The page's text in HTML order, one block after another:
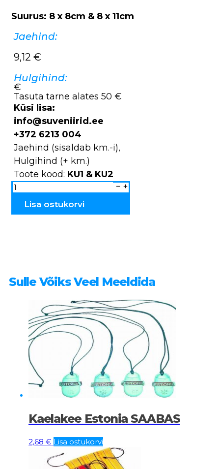
Suurus: 8 x 8cm & 8 x 11cm
Jaehind:
9,12 €
Hulgihind:
€
Tasuta tarne alates 50 €
Küsi lisa:
info@suveniirid.ee
+372 6213 004
Jaehind (sisaldab km.-i),
Hulgihind (+ km.)
Toote kood: KU1 & KU2
Tallinn
&
Estonia
KU2
Lisa ostukorvi
Sulle Võiks Veel Meeldida
Kaelakee Estonia SAABAS
2,68 € Lisa ostukorvi